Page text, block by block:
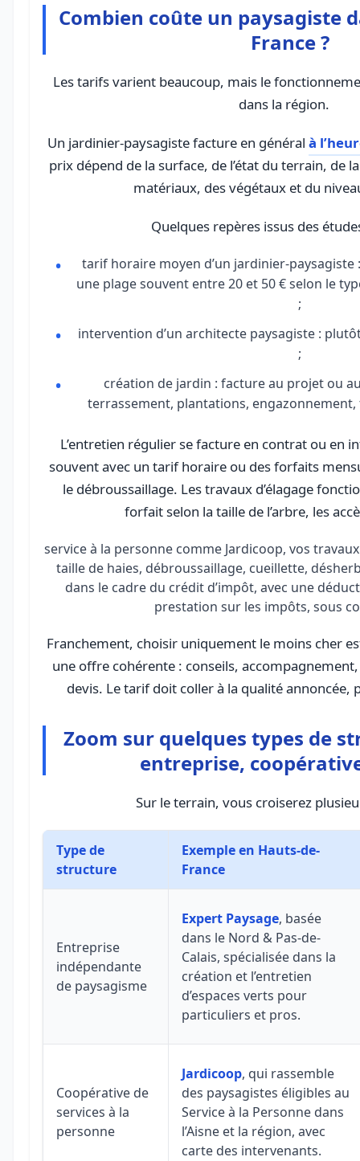
Combien coûte un paysagiste
France ?
Les tarifs varient beaucoup, mais le
dans la région.
Un jardinier-paysagiste facture en général à
prix dépend de la surface, de l’état du terrain, de
matériaux, des végétaux et du
Quelques repères issus des
tarif horaire moyen d’un jardinier-paysagiste
une plage souvent entre 20 et 50 € selon le
;
intervention d’un architecte paysagiste :
;
création de jardin : facture au projet ou
terrassement, plantations, engazonnement,
L’entretien régulier se facture en contrat ou en
souvent avec un tarif horaire ou des forfaits
le débroussaillage. Les travaux d’élagage
forfait selon la taille de l’arbre, les
service à la personne comme Jardicoop, vos
taille de haies, débroussaillage, cueillette,
dans le cadre du crédit d’impôt, avec une
prestation sur les impôts, sous
Franchement, choisir uniquement le moins cher
une offre cohérente : conseils,
devis. Le tarif doit coller à la qualité annoncée,
Zoom sur quelques types de
entreprise,
Sur le terrain, vous croiserez
Type de
structure
Exemple en Hauts-de-
France
Entreprise
indépendante
de paysagisme
Expert Paysage, basée
dans le Nord & Pas-de-
Calais, spécialisée dans la
création et l’entretien
d’espaces verts pour
particuliers et pros.
Coopérative de
services à la
personne
Jardicoop, qui rassemble
des paysagistes éligibles au
Service à la Personne dans
l’Aisne et la région, avec
carte des intervenants.